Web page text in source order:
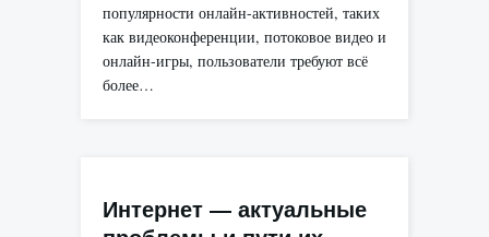
популярности онлайн-активностей, таких
как видеоконференции, потоковое видео и
онлайн-игры, пользователи требуют всё
более…
Интернет — актуальные